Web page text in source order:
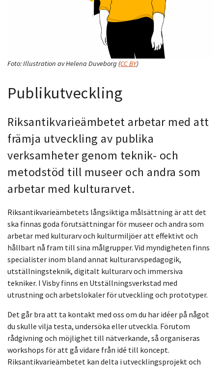
Foto:Illustration av Helena Duveborg (CC BY)
Publikutveckling
Riksantikvarieämbetet arbetar med att
främja utveckling av publika
verksamheter genom teknik- och
metodstöd till museer och andra som
arbetar med kulturarvet.
Riksantikvarieämbetets långsiktiga målsättning är att det
ska finnas goda förutsättningar för museer och andra som
arbetar med kulturarv och kulturmiljöer att effektivt och
hållbart nå fram till sina målgrupper. Vid myndigheten finns
specialister inom bland annat kulturarvspedagogik,
utställningsteknik, digitalt kulturarv och immersiva
tekniker. I Visby finns en Utställningsverkstad med
utrustning och arbetslokaler för utveckling och prototyper.
Det går bra att ta kontakt med oss om du har idéer på något
du skulle vilja testa, undersöka eller utveckla. Förutom
rådgivning och möjlighet till nätverkande, så organiseras
workshops för att gå vidare från idé till koncept.
Riksantikvarieämbetet kan delta i utvecklingsprojekt och